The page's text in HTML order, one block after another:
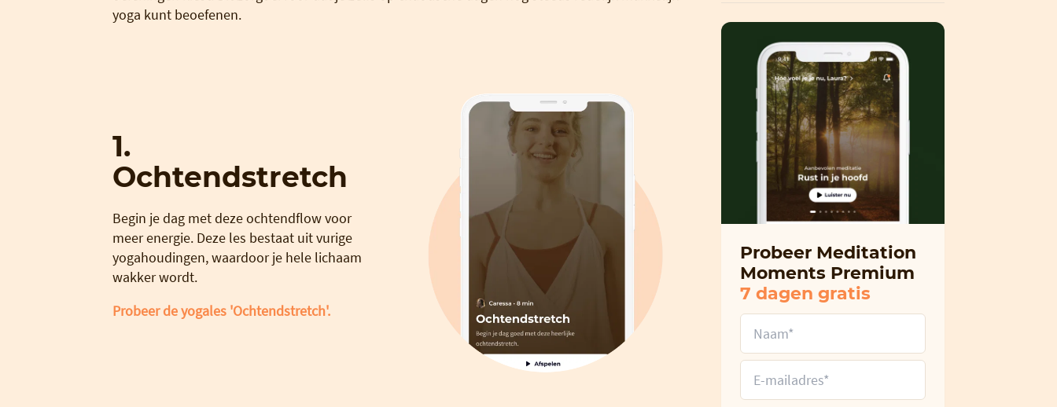
yoga kunt beoefenen.
1.
Ochtendstretch
Begin je dag met deze ochtendflow voor
meer energie. Deze les bestaat uit vurige
yogahoudingen, waardoor je hele lichaam
wakker wordt.
Probeer de yogales 'Ochtendstretch'.
Probeer Meditation
Moments Premium
7 dagen gratis